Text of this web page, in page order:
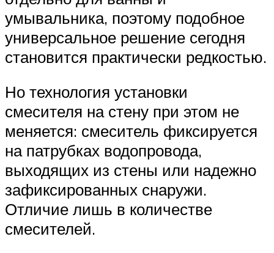
умывальника, поэтому подобное
универсальное решение сегодня
становится практически редкостью.
Но технология установки
смесителя на стену при этом не
меняется: смеситель фиксируется
на патрубках водопровода,
выходящих из стены или надежно
зафиксированных снаружи.
Отличие лишь в количестве
смесителей.